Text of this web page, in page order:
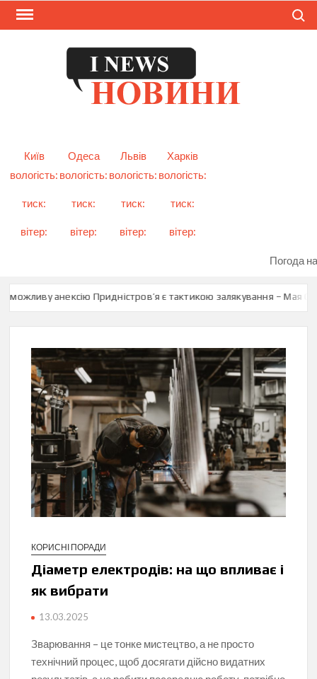
Skip
Київ
Одеса Львів
Харків
вологість:
тиск:
вітер:
вологість:
тиск:
вітер:
вологість:
тиск:
вітер:
вологість:
тиск:
вітер:
Погода
можливу анексію Придністров’я є тактикою залякування – Мая
КОРИСНІ ПОРАДИ
Діаметр електродів: на що впливає і
як вибрати
13.03.2025
Зварювання – це тонке мистецтво, а не просто
технічний процес, щоб досягати дійсно видатних